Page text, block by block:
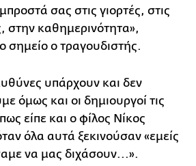
σας στις γιορτές, στις
στην καθημερινότητα»,
σημείο ο τραγουδιστής.
υπάρχουν και δεν
όμως και οι δημιουργοί τις
είπε και ο φίλος Νίκος
όλα αυτά ξεκινούσαν «εμείς
να μας διχάσουν...».